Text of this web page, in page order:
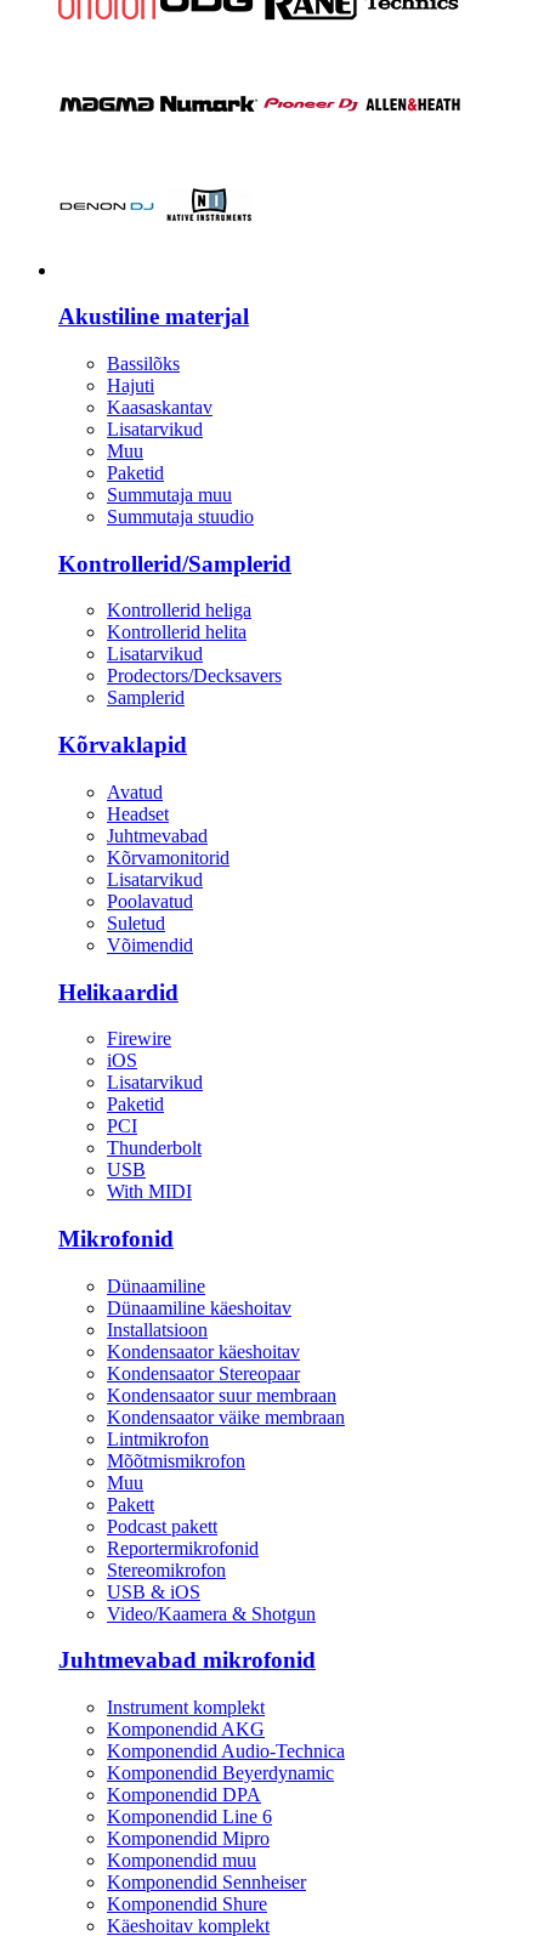
Akustiline materjal
Bassilõks
Hajuti
Kaasaskantav
Lisatarvikud
Muu
Paketid
Summutaja muu
Summutaja stuudio
Kontrollerid/Samplerid
Kontrollerid heliga
Kontrollerid helita
Lisatarvikud
Prodectors/Decksavers
Samplerid
Kõrvaklapid
Avatud
Headset
Juhtmevabad
Kõrvamonitorid
Lisatarvikud
Poolavatud
Suletud
Võimendid
Helikaardid
Firewire
iOS
Lisatarvikud
Paketid
PCI
Thunderbolt
USB
With MIDI
Mikrofonid
Dünaamiline
Dünaamiline käeshoitav
Installatsioon
Kondensaator käeshoitav
Kondensaator Stereopaar
Kondensaator suur membraan
Kondensaator väike membraan
Lintmikrofon
Mõõtmismikrofon
Muu
Pakett
Podcast pakett
Reportermikrofonid
Stereomikrofon
USB & iOS
Video/Kaamera & Shotgun
Juhtmevabad mikrofonid
Instrument komplekt
Komponendid AKG
Komponendid Audio-Technica
Komponendid Beyerdynamic
Komponendid DPA
Komponendid Line 6
Komponendid Mipro
Komponendid muu
Komponendid Sennheiser
Komponendid Shure
Käeshoitav komplekt